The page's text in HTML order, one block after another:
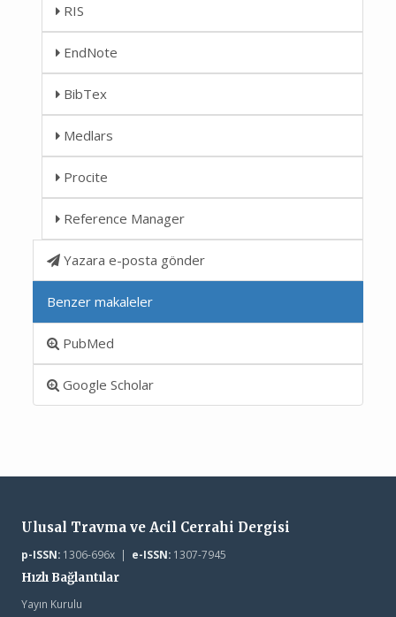
RIS
EndNote
BibTex
Medlars
Procite
Reference Manager
Yazara e-posta gönder
Benzer makaleler
PubMed
Google Scholar
Ulusal Travma ve Acil Cerrahi Dergisi
p-ISSN:1306-696x | e-ISSN:1307-7945
Hızlı Bağlantılar
Yayın Kurulu